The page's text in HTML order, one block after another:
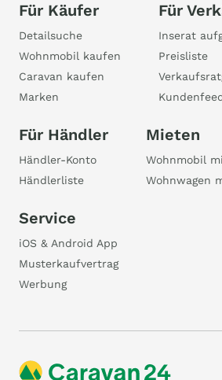
Für Käufer
Detailsuche
Wohnmobil kaufen
Caravan kaufen
Marken
Für
Inserat
Preisliste
Für Händler
Händler-Konto
Händlerliste
Mieten
Wohnmobil
Wohnwagen
Service
iOS & Android App
Musterkaufvertrag
Werbung